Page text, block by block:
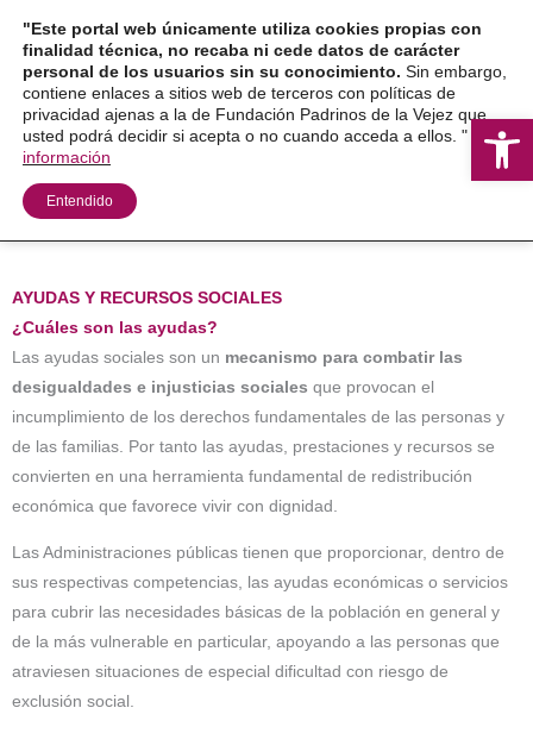
contenido
AYUDAS Y RECURSOS SOCIALES
¿Cuáles son las ayudas?
Las ayudas sociales son un mecanismo para combatir las
desigualdades e injusticias sociales que provocan el
incumplimiento de los derechos fundamentales de las personas y
de las familias. Por tanto las ayudas, prestaciones y recursos se
convierten en una herramienta fundamental de redistribución
económica que favorece vivir con dignidad.
Las Administraciones públicas tienen que proporcionar, dentro de
sus respectivas competencias, las ayudas económicas o servicios
para cubrir las necesidades básicas de la población en general y
de la más vulnerable en particular, apoyando a las personas que
atraviesen situaciones de especial dificultad con riesgo de
exclusión social.
"Este portal web únicamente utiliza cookies propias con
finalidad técnica, no recaba ni cede datos de carácter
personal de los usuarios sin su conocimiento. Sin embargo,
contiene enlaces a sitios web de terceros con políticas de
privacidad ajenas a la de Fundación Padrinos de la Vejez que
usted podrá decidir si acepta o no cuando acceda a ellos. "
Más
información
Entendido